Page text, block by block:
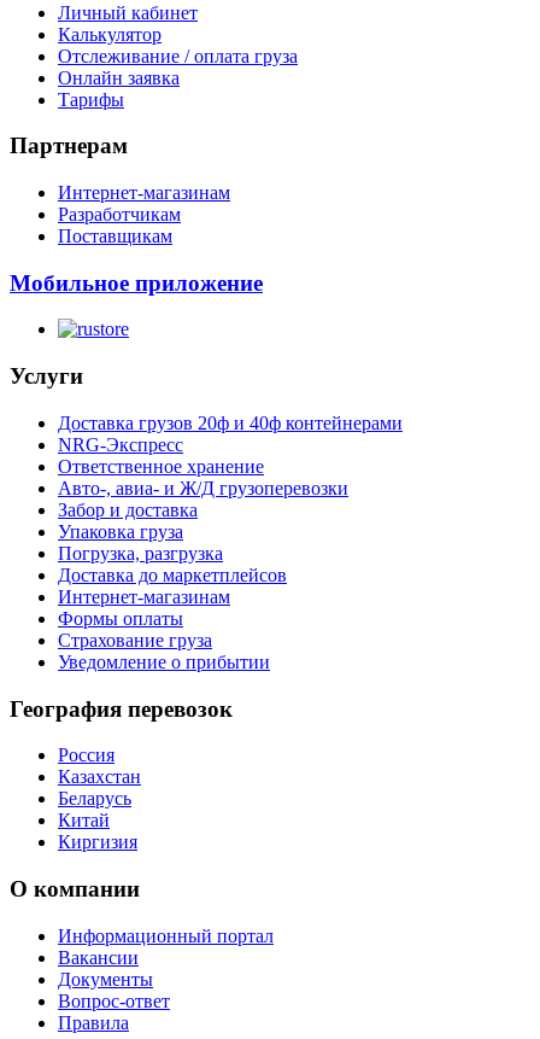
Личный кабинет
Калькулятор
Отслеживание / оплата груза
Онлайн заявка
Тарифы
Партнерам
Интернет-магазинам
Разработчикам
Поставщикам
Мобильное приложение
Услуги
Доставка грузов 20ф и 40ф контейнерами
NRG-Экспресс
Ответственное хранение
Авто-, авиа- и Ж/Д грузоперевозки
Забор и доставка
Упаковка груза
Погрузка, разгрузка
Доставка до маркетплейсов
Интернет-магазинам
Формы оплаты
Страхование груза
Уведомление о прибытии
География перевозок
Россия
Казахстан
Беларусь
Китай
Киргизия
О компании
Информационный портал
Вакансии
Документы
Вопрос-ответ
Правила